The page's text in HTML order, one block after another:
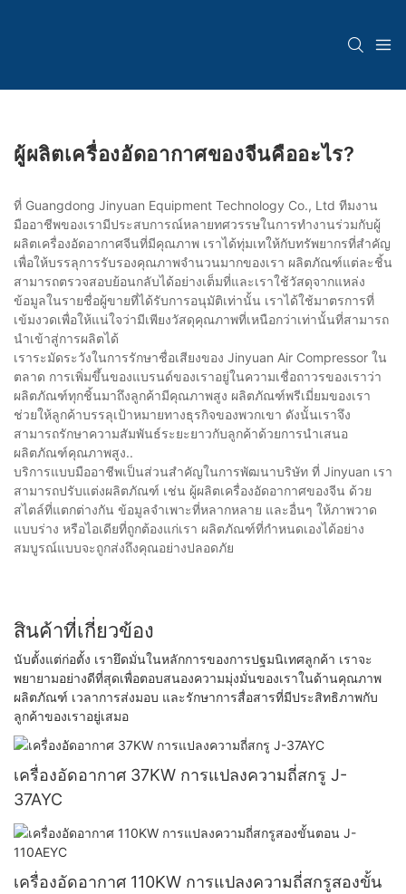
ผู้ผลิตเครื่องอัดอากาศของจีนคืออะไร?
ที่ Guangdong Jinyuan Equipment Technology Co., Ltd ทีมงาน
มืออาชีพของเรามีประสบการณ์หลายทศวรรษในการทำงานร่วมกับผู้
ผลิตเครื่องอัดอากาศจีนที่มีคุณภาพ เราได้ทุ่มเทให้กับทรัพยากรที่สำคัญ
เพื่อให้บรรลุการรับรองคุณภาพจำนวนมากของเรา ผลิตภัณฑ์แต่ละชิ้น
สามารถตรวจสอบย้อนกลับได้อย่างเต็มที่และเราใช้วัสดุจากแหล่ง
ข้อมูลในรายชื่อผู้ขายที่ได้รับการอนุมัติเท่านั้น เราได้ใช้มาตรการที่
เข้มงวดเพื่อให้แน่ใจว่ามีเพียงวัสดุคุณภาพที่เหนือกว่าเท่านั้นที่สามารถ
นำเข้าสู่การผลิตได้
เราระมัดระวังในการรักษาชื่อเสียงของ Jinyuan Air Compressor ใน
ตลาด การเพิ่มขึ้นของแบรนด์ของเราอยู่ในความเชื่อถาวรของเราว่า
ผลิตภัณฑ์ทุกชิ้นมาถึงลูกค้ามีคุณภาพสูง ผลิตภัณฑ์พรีเมี่ยมของเรา
ช่วยให้ลูกค้าบรรลุเป้าหมายทางธุรกิจของพวกเขา ดังนั้นเราจึง
สามารถรักษาความสัมพันธ์ระยะยาวกับลูกค้าด้วยการนำเสนอ
ผลิตภัณฑ์คุณภาพสูง..
บริการแบบมืออาชีพเป็นส่วนสำคัญในการพัฒนาบริษัท ที่ Jinyuan เรา
สามารถปรับแต่งผลิตภัณฑ์ เช่น ผู้ผลิตเครื่องอัดอากาศของจีน ด้วย
สไตล์ที่แตกต่างกัน ข้อมูลจำเพาะที่หลากหลาย และอื่นๆ ให้ภาพวาด
แบบร่าง หรือไอเดียที่ถูกต้องแก่เรา ผลิตภัณฑ์ที่กำหนดเองได้อย่าง
สมบูรณ์แบบจะถูกส่งถึงคุณอย่างปลอดภัย
สินค้าที่เกี่ยวข้อง
นับตั้งแต่ก่อตั้ง เรายึดมั่นในหลักการของการปฐมนิเทศลูกค้า เราจะ
พยายามอย่างดีที่สุดเพื่อตอบสนองความมุ่งมั่นของเราในด้านคุณภาพ
ผลิตภัณฑ์ เวลาการส่งมอบ และรักษาการสื่อสารที่มีประสิทธิภาพกับ
ลูกค้าของเราอยู่เสมอ
เครื่องอัดอากาศ 37KW การแปลงความถี่สกรู J-
37AYC
เครื่องอัดอากาศ 110KW การแปลงความถี่สกรูสองขั้น